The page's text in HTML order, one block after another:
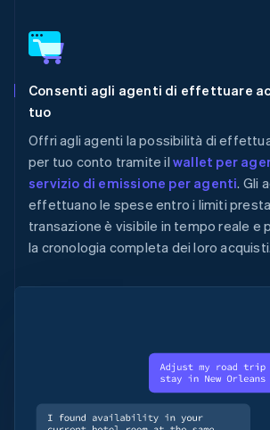
Consenti agli agenti di effettuare
tuo
Offri agli agenti la possibilità di
per tuo conto tramite il wallet per
servizio di emissione per agenti. Gli
effettuano le spese entro i limiti
transazione è visibile in tempo reale e
la cronologia completa dei loro acquisti.